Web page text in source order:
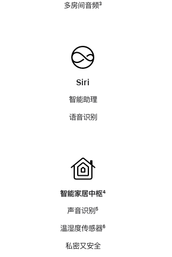
多房间音频脚
³
Siri
智能助理
语音识别
智能家居中枢脚
⁴
声音识别脚
⁵
温湿度传感器脚
⁶
私密又安全